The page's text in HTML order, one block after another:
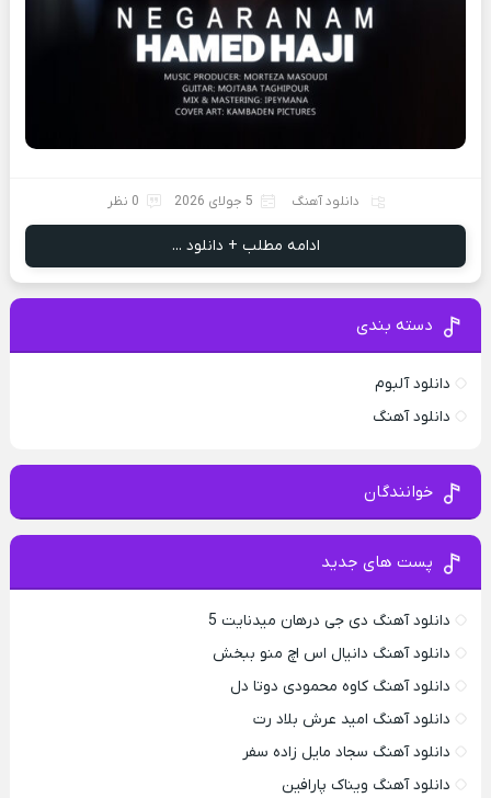
دانلود آهنگ 5 جولای 2026 0 نظر
ادامه مطلب + دانلود ...
دسته بندی
دانلود آلبوم
دانلود آهنگ
خوانندگان
پست های جدید
دانلود آهنگ دی جی درهان میدنایت 5
دانلود آهنگ دانیال اس اچ منو ببخش
دانلود آهنگ کاوه محمودی دوتا دل
دانلود آهنگ امید عرش بلاد رت
دانلود آهنگ سجاد مایل زاده سفر
دانلود آهنگ ویناک پارافین